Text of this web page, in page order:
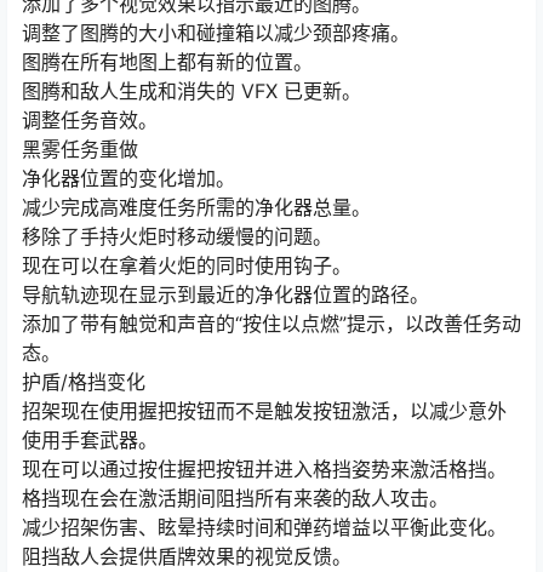
调整了图腾的大小和碰撞箱以减少颈部疼痛。
图腾在所有地图上都有新的位置。
图腾和敌人生成和消失的 VFX 已更新。
调整任务音效。
黑雾任务重做
净化器位置的变化增加。
减少完成高难度任务所需的净化器总量。
移除了手持火炬时移动缓慢的问题。
现在可以在拿着火炬的同时使用钩子。
导航轨迹现在显示到最近的净化器位置的路径。
添加了带有触觉和声音的“按住以点燃”提示，以改善任务动
态。
护盾/格挡变化
招架现在使用握把按钮而不是触发按钮激活，以减少意外
使用手套武器。
现在可以通过按住握把按钮并进入格挡姿势来激活格挡。
格挡现在会在激活期间阻挡所有来袭的敌人攻击。
减少招架伤害、眩晕持续时间和弹药增益以平衡此变化。
阻挡敌人会提供盾牌效果的视觉反馈。